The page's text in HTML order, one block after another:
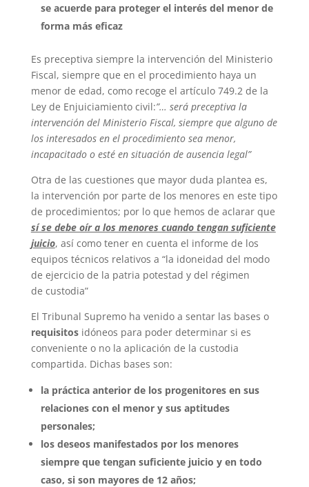
se acuerde para proteger el interés del menor de
forma más eficaz
Es preceptiva siempre la intervención del Ministerio
Fiscal, siempre que en el procedimiento haya un
menor de edad, como recoge el artículo 749.2 de la
Ley de Enjuiciamiento civil:”… será preceptiva la
intervención del Ministerio Fiscal, siempre que alguno de
los interesados en el procedimiento sea menor,
incapacitado o esté en situación de ausencia legal”
Otra de las cuestiones que mayor duda plantea es,
la intervención por parte de los menores en este tipo
de procedimientos; por lo que hemos de aclarar que
sí se debe oír a los menores cuando tengan suficiente
juicio, así como tener en cuenta el informe de los
equipos técnicos relativos a “la idoneidad del modo
de ejercicio de la patria potestad y del régimen
de custodia”
El Tribunal Supremo ha venido a sentar las bases o
requisitosidóneos para poder determinar si es
conveniente o no la aplicación de la custodia
compartida. Dichas bases son:
la práctica anterior de los progenitores en sus
relaciones con el menor y sus aptitudes
personales;
los deseos manifestados por los menores
siempre que tengan suficiente juicio y en todo
caso, si son mayores de 12 años;